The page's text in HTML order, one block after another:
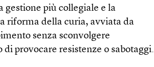
gestione più collegiale e la
riforma della curia, avviata da
senza sconvolgere
provocare resistenze o sabotaggi.